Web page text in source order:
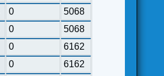
0
5068
0
5068
0
6162
0 6162